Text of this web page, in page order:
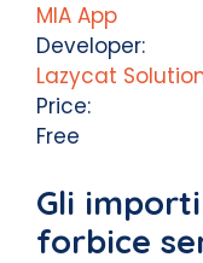
MIA App
Developer:
Lazycat
Price:
Free
Gli
forbice